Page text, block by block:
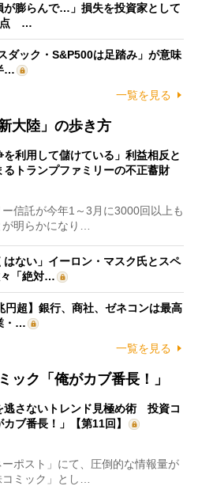
が膨らんで…」損失を投資家として
点 …
ダック・S&P500は足踏み」が意味
…
一覧を見る
大陸」の歩き方
を利用して儲けている」利益相反と
るトランプファミリーの不正蓄財
信託が今年1～3月に3000回以上も
明らかになり…
はない」イーロン・マスク氏とスペ
々「絶対…
円超】銀行、商社、ゼネコンは最高
・…
一覧を見る
ック「俺がカブ番長！」
逃さないトレンド見極め術 投資コ
カブ番長！」【第11回】
ポスト」にて、圧倒的な情報量が
ミック」とし…